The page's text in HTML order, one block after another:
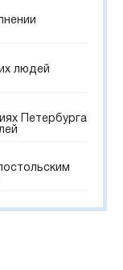
людей
Петербурга